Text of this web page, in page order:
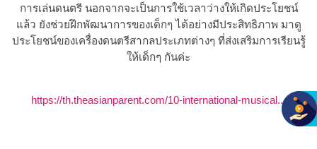
การเล่นดนตรี นอกจากจะเป็นการใช้เวลาว่างให้เกิดประโยชน์
แล้ว ยังช่วยฝึกพัฒนาการของเด็กๆ ได้อย่างมีประสิทธิภาพ มาดู
ประโยชน์ของเครื่องดนตรีสากลประเภทต่างๆ ที่ส่งเสริมการเรียนรู้
ให้เด็กๆ กันค่ะ
https://th.theasianparent.com/10-international-musical...